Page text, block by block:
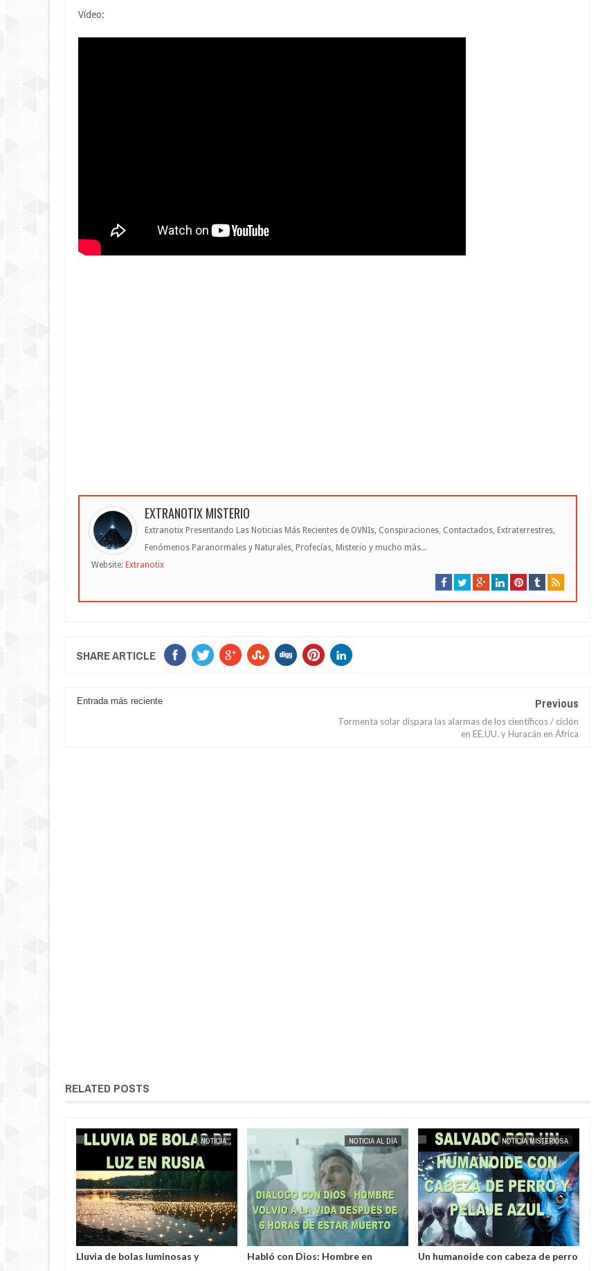
Vídeo:
EXTRANOTIX MISTERIO
Extranotix Presentando Las Noticias Más Recientes de OVNIs, Conspiraciones, Contactados, Extraterrestres,
Fenómenos Paranormales y Naturales, Profecías, Misterio y mucho más...
Website: Extranotix
SHARE ARTICLE
Entrada más reciente Previous
Tormenta solar dispara las alarmas de los científicos / ciclón
en EE.UU. y Huracán en África
RELATED POSTS
MAY
NOTICIA
Lluvia de bolas luminosas y
NOTICIA AL DÍA
Habló con Dios: Hombre en
NOTICIA MISTERIOSA
Un humanoide con cabeza de perro
EXTRANOTIX MISTERIO EXTRANOTIX MISTERIO